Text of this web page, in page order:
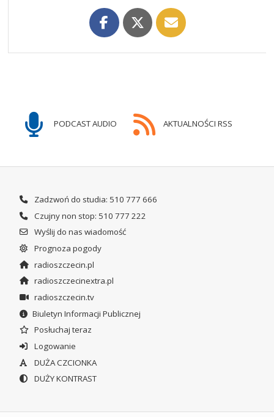
PODCAST AUDIO AKTUALNOŚCI RSS
Zadzwoń do studia: 510 777 666
Czujny non stop: 510 777 222
Wyślij do nas wiadomość
Prognoza pogody
radioszczecin.pl
radioszczecinextra.pl
radioszczecin.tv
Biuletyn Informacji Publicznej
Posłuchaj teraz
Logowanie
DUŻA CZCIONKA
DUŻY KONTRAST